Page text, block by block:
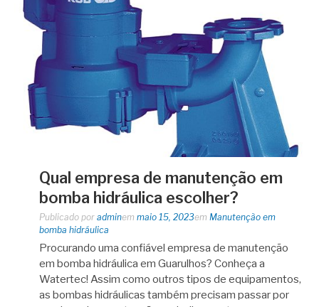
Qual empresa de manutenção em
bomba hidráulica escolher?
Publicado por adminem maio 15, 2023em Manutenção em
bomba hidráulica
Procurando uma confiável empresa de manutenção
em bomba hidráulica em Guarulhos? Conheça a
Watertec! Assim como outros tipos de equipamentos,
as bombas hidráulicas também precisam passar por